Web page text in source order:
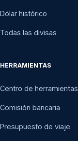
Dólar histórico
Todas las divisas
HERRAMIENTAS
Centro de herramientas
Comisión bancaria
Presupuesto de viaje